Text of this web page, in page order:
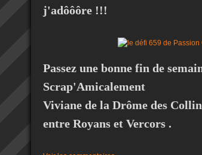
j'adôôôre !!!
Passez une bonne fin de
Scrap'Amicalement
Viviane de la Drôme des
entre Royans et Vercors .